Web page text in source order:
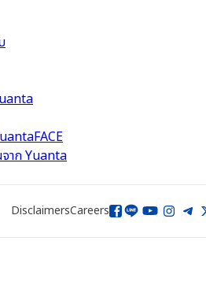
าก Yuanta
DisclaimersCareers